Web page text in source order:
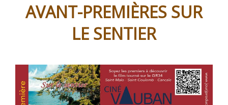
AVANT-PREMIÈRES SUR
LE SENTIER